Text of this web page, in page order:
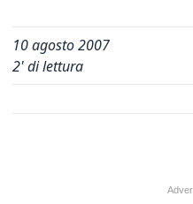
10 agosto 2007
2' di lettura